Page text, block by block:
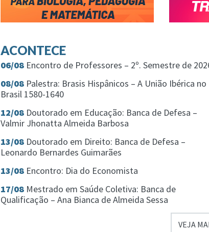
ACONTECE
06/08 Encontro de Professores – 2º. Semestre de
08/08 Palestra: Brasis Hispânicos – A União Ibérica no
Brasil 1580-1640
12/08 Doutorado em Educação: Banca de Defesa –
Valmir Jhonatta Almeida Barbosa
13/08 Doutorado em Direito: Banca de Defesa –
Leonardo Bernardes Guimarães
13/08 Encontro: Dia do Economista
17/08 Mestrado em Saúde Coletiva: Banca de
Qualificação – Ana Bianca de Almeida Sessa
VEJA